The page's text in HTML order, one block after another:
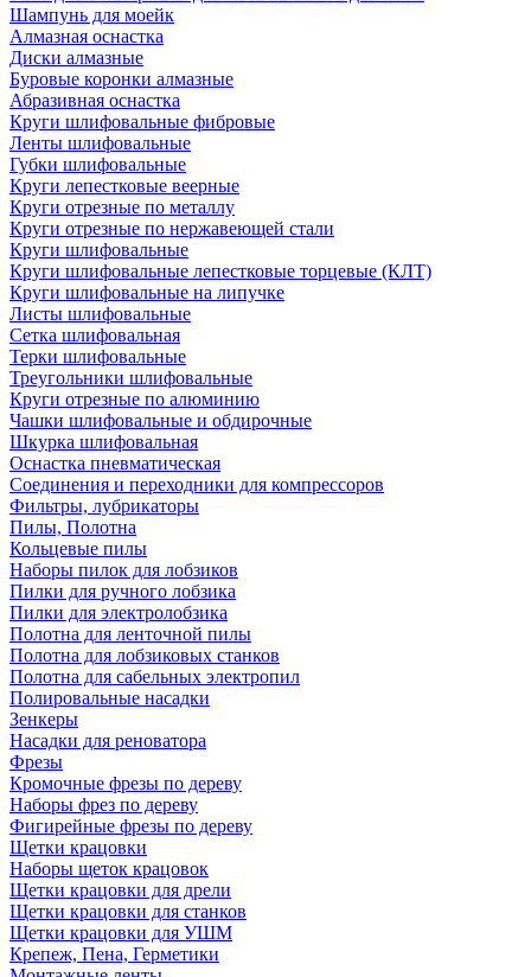
Шампунь для моейк
Алмазная оснастка
Диски алмазные
Буровые коронки алмазные
Абразивная оснастка
Круги шлифовальные фибровые
Ленты шлифовальные
Губки шлифовальные
Круги лепестковые веерные
Круги отрезные по металлу
Круги отрезные по нержавеющей стали
Круги шлифовальные
Круги шлифовальные лепестковые торцевые (КЛТ)
Круги шлифовальные на липучке
Листы шлифовальные
Сетка шлифовальная
Терки шлифовальные
Треугольники шлифовальные
Круги отрезные по алюминию
Чашки шлифовальные и обдирочные
Шкурка шлифовальная
Оснастка пневматическая
Соединения и переходники для компрессоров
Фильтры, лубрикаторы
Пилы, Полотна
Кольцевые пилы
Наборы пилок для лобзиков
Пилки для ручного лобзика
Пилки для электролобзика
Полотна для ленточной пилы
Полотна для лобзиковых станков
Полотна для сабельных электропил
Полировальные насадки
Зенкеры
Насадки для реноватора
Фрезы
Кромочные фрезы по дереву
Наборы фрез по дереву
Фигирейные фрезы по дереву
Щетки крацовки
Наборы щеток крацовок
Щетки крацовки для дрели
Щетки крацовки для станков
Щетки крацовки для УШМ
Крепеж, Пена, Герметики